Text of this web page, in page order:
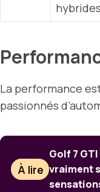
hybrides
La performance
passionnés
À lire
Golf 7
vraiment